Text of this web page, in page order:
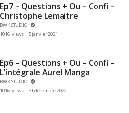
Ep7 – Questions + Ou – Confi –
Christophe Lemaitre
BWK STUDIO
1016 views
5 janvier 2021
Ep6 – Questions + Ou – Confi –
L’intégrale Aurel Manga
BWK STUDIO
1016 views
31 décembre 2020